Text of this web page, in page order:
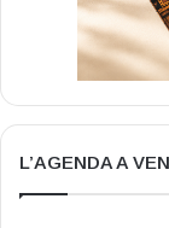
L’AGENDA A